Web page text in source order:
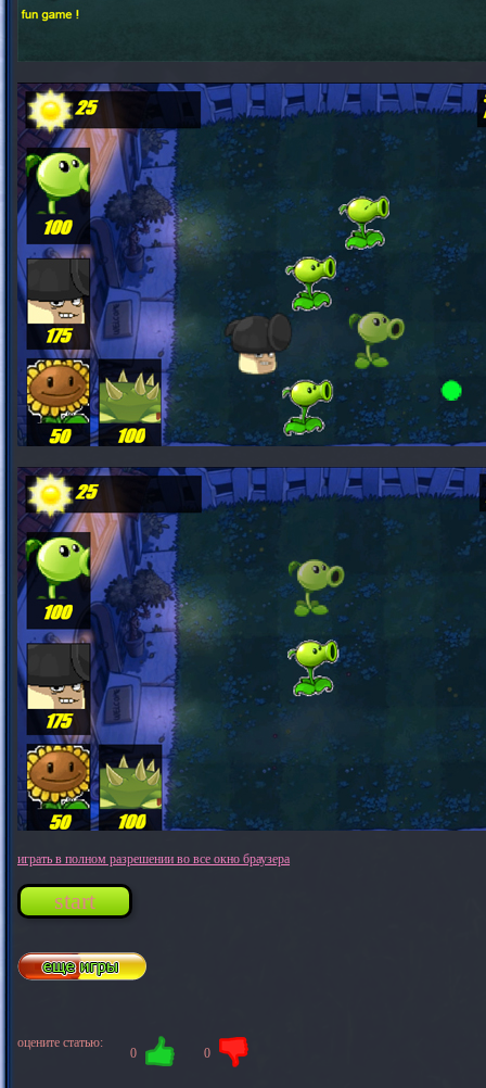
играть в полном разрешении во все окно браузера
start
оцените статью:
0 0